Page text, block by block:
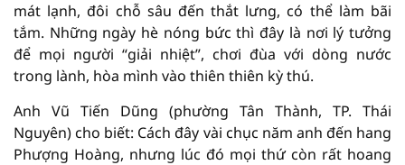
mát lạnh, đôi chỗ sâu đến thắt lưng, có thể làm bãi
tắm. Những ngày hè nóng bức thì đây là nơi lý tưởng
để mọi người “giải nhiệt”, chơi đùa với dòng nước
trong lành, hòa mình vào thiên thiên kỳ thú.
Anh Vũ Tiến Dũng (phường Tân Thành, TP. Thái
Nguyên) cho biết: Cách đây vài chục năm anh đến hang
Phượng Hoàng, nhưng lúc đó mọi thứ còn rất hoang